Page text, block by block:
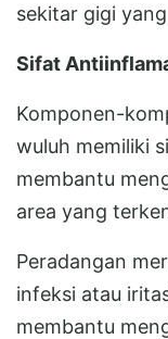
sekitar gigi
Sifat
Komponen-
wuluh memiliki
membantu
area yang
Peradangan
infeksi atau
membantu